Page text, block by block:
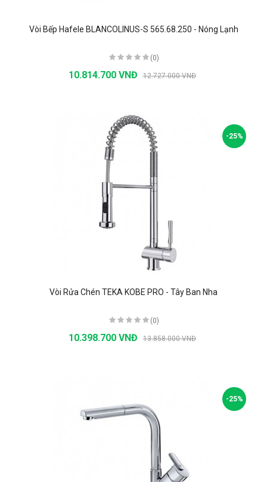
Vòi Bếp Hafele BLANCOLINUS-S 565.68.250 - Nóng Lạnh
(0)
10.814.700 VNĐ 12.727.000 VNĐ
-25%
Vòi Rửa Chén TEKA KOBE PRO - Tây Ban Nha
(0)
10.398.700 VNĐ 13.858.000 VNĐ
-25%